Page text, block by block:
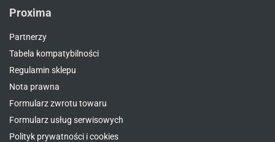
Proxima
Partnerzy
Tabela kompatybilności
Regulamin sklepu
Nota prawna
Formularz zwrotu towaru
Formularz usług serwisowych
Polityk prywatności i cookies